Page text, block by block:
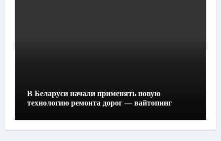
В Беларуси начали применять новую
технологию ремонта дорог — вайтопинг